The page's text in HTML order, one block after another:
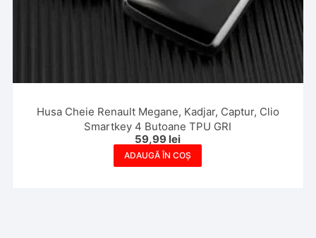
Husa Cheie Renault Megane, Kadjar, Captur, Clio
Smartkey 4 Butoane TPU GRI
59,99 lei
ADAUGĂ ÎN COȘ